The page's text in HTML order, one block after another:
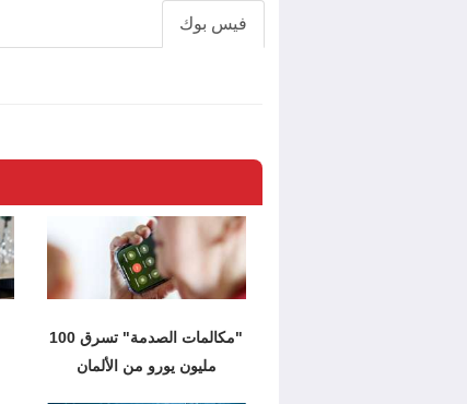
فيس بوك
"مكالمات الصدمة" تسرق 100
مليون يورو من الألمان